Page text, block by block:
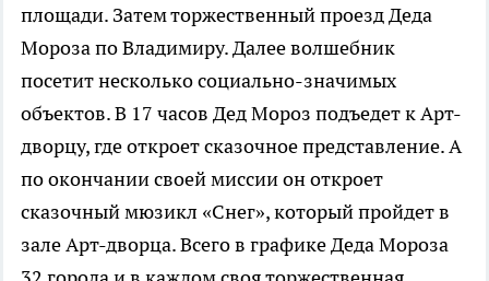
площади. Затем торжественный проезд Деда
Мороза по Владимиру. Далее волшебник
посетит несколько социально-значимых
объектов. В 17 часов Дед Мороз подъедет к Арт-
дворцу, где откроет сказочное представление. А
по окончании своей миссии он откроет
сказочный мюзикл «Снег», который пройдет в
зале Арт-дворца. Всего в графике Деда Мороза